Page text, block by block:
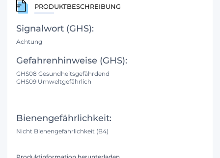
PRODUKTBESCHREIBUNG
Signalwort (GHS):
Achtung
Gefahrenhinweise (GHS):
GHS08 Gesundheitsgefährdend
GHS09 Umweltgefährlich
Bienengefährlichkeit:
Nicht Bienengefährlichkeit (B4)